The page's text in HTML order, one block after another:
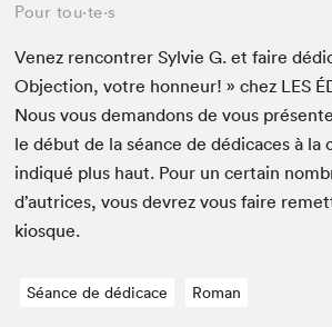
Pour tou⋅te⋅s
Venez ren­con­tr­er Sylvie G. et faire
Objec­tion, votre hon­neur! » chez LES
Nous vous deman­dons de vous
le début de la séance de dédi­caces à la
indiqué plus haut. Pour un cer­tain
d’autrices, vous devrez vous faire
kiosque.
Séance de dédicace Roman